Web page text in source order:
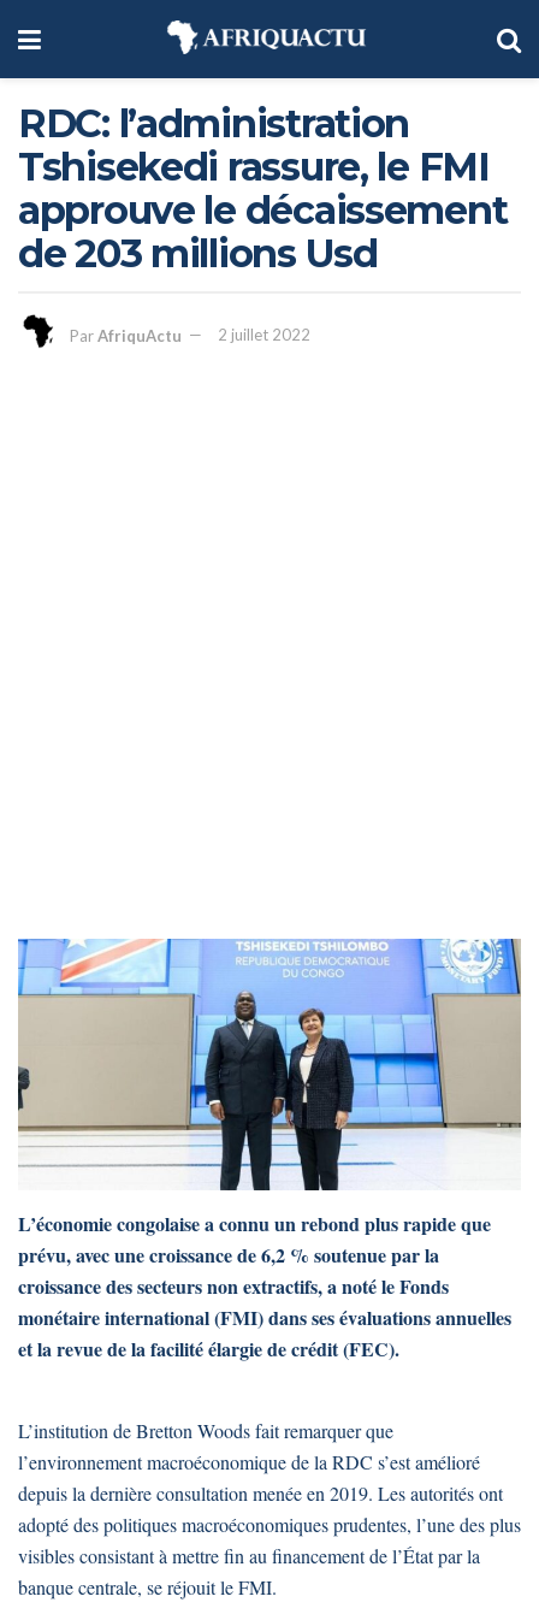
RDC: l’administration
Tshisekedi rassure, le FMI
approuve le décaissement
de 203 millions Usd
ParAfriquActu 2 juillet 2022
L’économie congolaise a connu un rebond plus rapide que
prévu, avec une croissance de 6,2 % soutenue par la
croissance des secteurs non extractifs, a noté le Fonds
monétaire international (FMI) dans ses évaluations annuelles
et la revue de la facilité élargie de crédit (FEC).
L’institution de Bretton Woods fait remarquer que
l’environnement macroéconomique de la RDC s’est amélioré
depuis la dernière consultation menée en 2019. Les autorités ont
adopté des politiques macroéconomiques prudentes, l’une des plus
visibles consistant à mettre fin au financement de l’État par la
banque centrale, se réjouit le FMI.